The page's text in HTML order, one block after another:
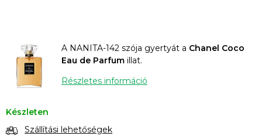
A NANITA-142 szója gyertyát a Chanel Coco
Eau de Parfum illat.
Részletes információ
Készleten
Szállítási lehetőségek